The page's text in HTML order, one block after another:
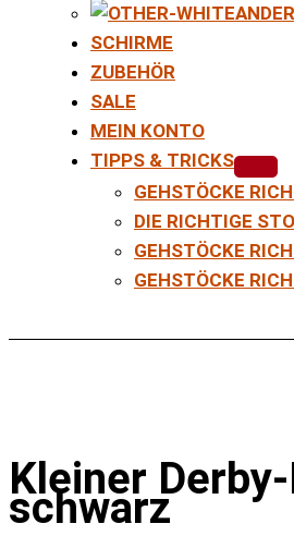
SCHIRME
ZUBEHÖR
SALE
MEIN KONTO
TIPPS & TRICKS
GEHSTÖCKE
DIE RICHTIGE
GEHSTÖCKE
GEHSTÖCKE
Kleiner
schwarz